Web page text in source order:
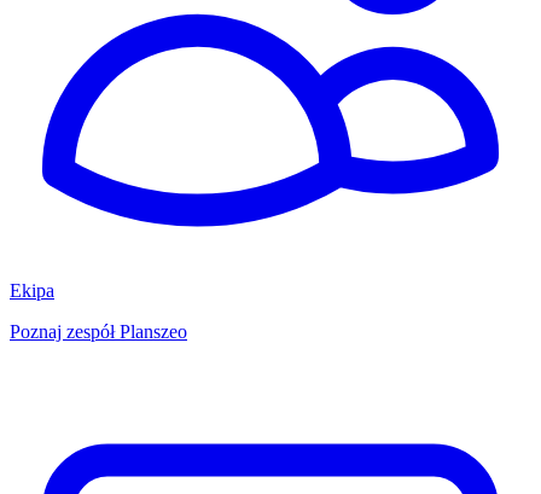
Ekipa
Poznaj zespół Planszeo